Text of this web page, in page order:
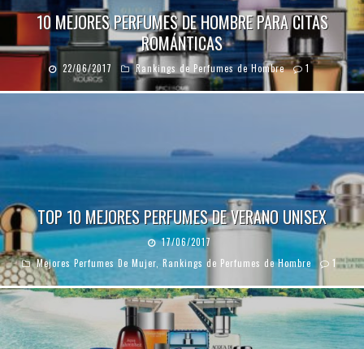
10 MEJORES PERFUMES DE HOMBRE PARA CITAS
ROMÁNTICAS
22/06/2017 Rankings de Perfumes de Hombre 1
TOP 10 MEJORES PERFUMES DE VERANO UNISEX
17/06/2017
Mejores Perfumes De Mujer Rankings de Perfumes de Hombre 1